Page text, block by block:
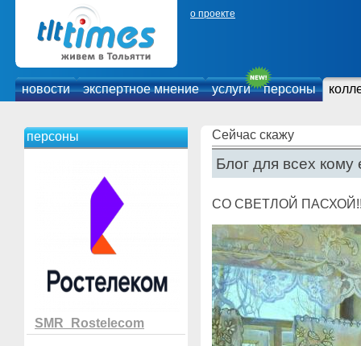
о проекте
новости экспертное мнение услуги персоны
персоны
SMR_Rostelecom
Сейчас скажу
Блог для всех кому
СО СВЕТЛОЙ